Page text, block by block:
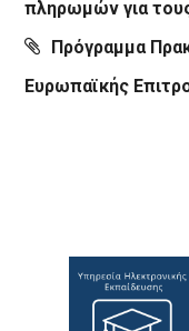
πληρωμών για
Πρόγραμμα
Ευρωπαϊκής